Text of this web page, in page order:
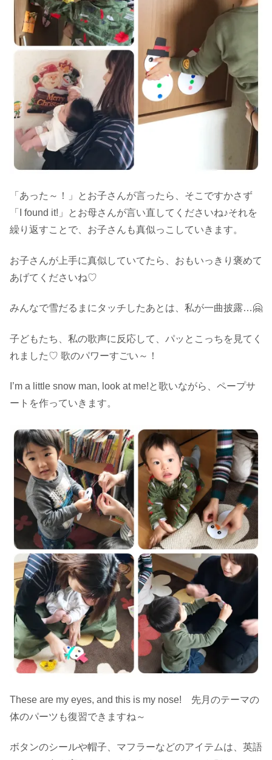
「あった～！」とお子さんが言ったら、そこですかさず
「I found it!」とお母さんが言い直してくださいね♪それを
繰り返すことで、お子さんも真似っこしていきます。
お子さんが上手に真似していてたら、おもいっきり褒めて
あげてくださいね♡
みんなで雪だるまにタッチしたあとは、私が一曲披露…🤗
子どもたち、私の歌声に反応して、パッとこっちを見てく
れました♡ 歌のパワーすごい～！
I’m a little snow man, look at me!と歌いながら、ペープサ
ートを作っていきます。
These are my eyes, and this is my nose! 先月のテーマの
体のパーツも復習できますね～
ボタンのシールや帽子、マフラーなどのアイテムは、英語